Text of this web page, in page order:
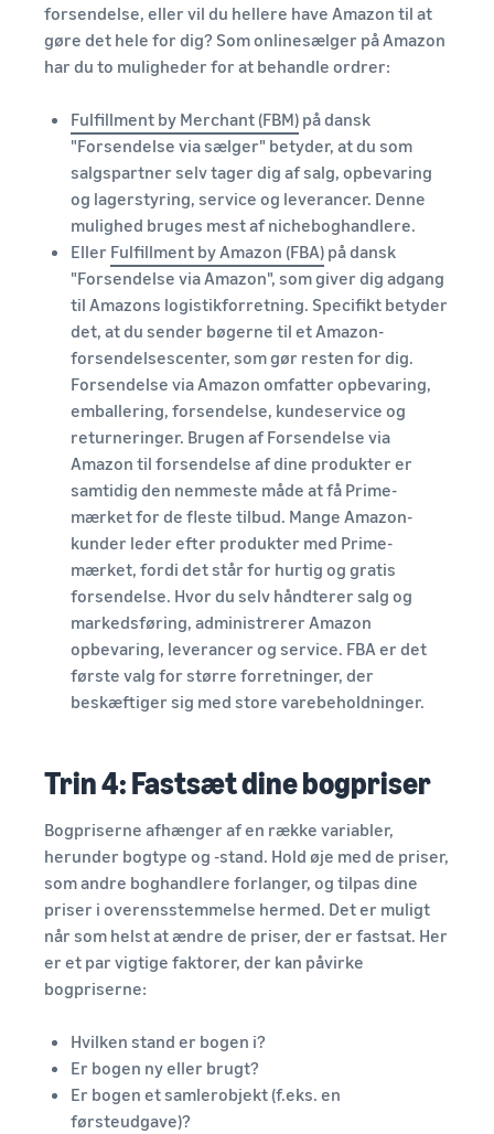
forsendelse, eller vil du hellere have Amazon til at
gøre det hele for dig? Som onlinesælger på Amazon
har du to muligheder for at behandle ordrer:
Fulfillment by Merchant (FBM) på dansk
"Forsendelse via sælger" betyder, at du som
salgspartner selv tager dig af salg, opbevaring
og lagerstyring, service og leverancer. Denne
mulighed bruges mest af nicheboghandlere.
Eller Fulfillment by Amazon (FBA) på dansk
"Forsendelse via Amazon", som giver dig adgang
til Amazons logistikforretning. Specifikt betyder
det, at du sender bøgerne til et Amazon-
forsendelsescenter, som gør resten for dig.
Forsendelse via Amazon omfatter opbevaring,
emballering, forsendelse, kundeservice og
returneringer. Brugen af Forsendelse via
Amazon til forsendelse af dine produkter er
samtidig den nemmeste måde at få Prime-
mærket for de fleste tilbud. Mange Amazon-
kunder leder efter produkter med Prime-
mærket, fordi det står for hurtig og gratis
forsendelse. Hvor du selv håndterer salg og
markedsføring, administrerer Amazon
opbevaring, leverancer og service. FBA er det
første valg for større forretninger, der
beskæftiger sig med store varebeholdninger.
Trin 4: Fastsæt dine bogpriser
Bogpriserne afhænger af en række variabler,
herunder bogtype og -stand. Hold øje med de priser,
som andre boghandlere forlanger, og tilpas dine
priser i overensstemmelse hermed. Det er muligt
når som helst at ændre de priser, der er fastsat. Her
er et par vigtige faktorer, der kan påvirke
bogpriserne:
Hvilken stand er bogen i?
Er bogen ny eller brugt?
Er bogen et samlerobjekt (f.eks. en
førsteudgave)?